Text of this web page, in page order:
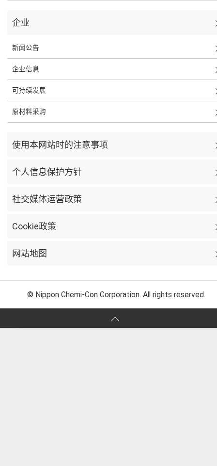
企业
新闻公告
企业信息
可持续发展
原材料采购
使用本网站时的注意事项
个人信息保护方针
社交媒体运营政策
Cookie政策
网站地图
© Nippon Chemi-Con Corporation. All rights reserved.